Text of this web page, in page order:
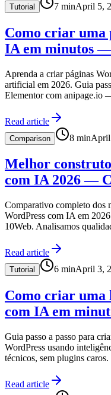
Tutorial 7 minApril 5,
Como criar uma
IA em minutos
Aprenda a criar páginas
artificial em 2026. Guia
Elementor com anipage.io
Read article
Comparison 8 min
Melhor
com IA 2026 —
Comparativo completo dos
WordPress com IA em
10Web. Analisamos
Read article
Tutorial 6 minApril 3,
Como criar uma
com IA em
Guia passo a passo para
WordPress usando
técnicos, sem plugins caros.
Read article